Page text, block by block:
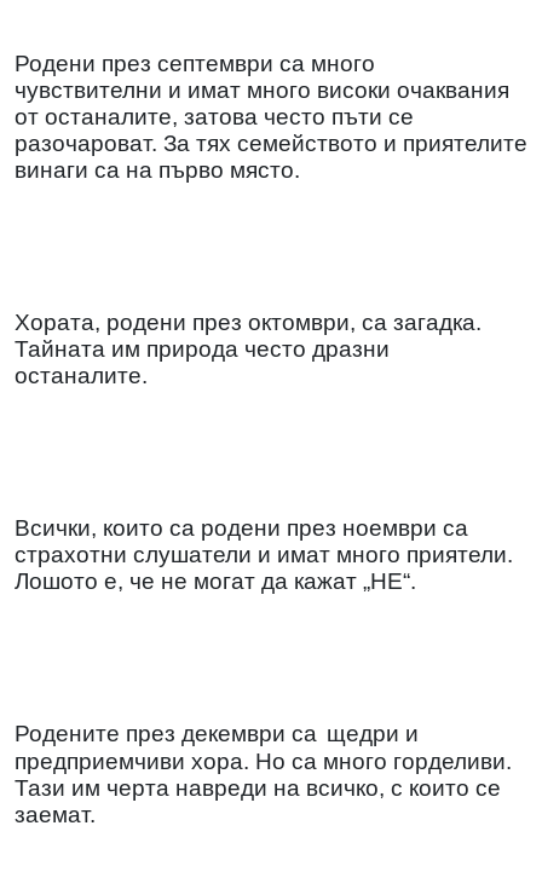
Родени през септември са много
чувствителни и имат много високи очаквания
от останалите, затова често пъти се
разочароват. За тях семейството и приятелите
винаги са на първо място.
Хората, родени през октомври, са загадка.
Тайната им природа често дразни
останалите.
Всички, които са родени през ноември са
страхотни слушатели и имат много приятели.
Лошото е, че не могат да кажат „НЕ“.
Родените през декември са щедри и
предприемчиви хора. Но са много горделиви.
Тази им черта навреди на всичко, с които се
заемат.